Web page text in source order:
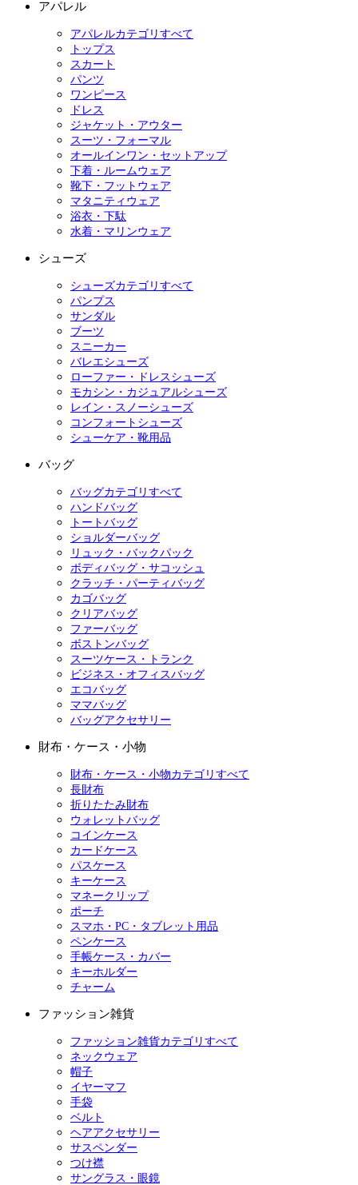
アパレル
アパレルカテゴリすべて
トップス
スカート
パンツ
ワンピース
ドレス
ジャケット・アウター
スーツ・フォーマル
オールインワン・セットアップ
下着・ルームウェア
靴下・フットウェア
マタニティウェア
浴衣・下駄
水着・マリンウェア
シューズ
シューズカテゴリすべて
パンプス
サンダル
ブーツ
スニーカー
バレエシューズ
ローファー・ドレスシューズ
モカシン・カジュアルシューズ
レイン・スノーシューズ
コンフォートシューズ
シューケア・靴用品
バッグ
バッグカテゴリすべて
ハンドバッグ
トートバッグ
ショルダーバッグ
リュック・バックパック
ボディバッグ・サコッシュ
クラッチ・パーティバッグ
カゴバッグ
クリアバッグ
ファーバッグ
ボストンバッグ
スーツケース・トランク
ビジネス・オフィスバッグ
エコバッグ
ママバッグ
バッグアクセサリー
財布・ケース・小物
財布・ケース・小物カテゴリすべて
長財布
折りたたみ財布
ウォレットバッグ
コインケース
カードケース
パスケース
キーケース
マネークリップ
ポーチ
スマホ・PC・タブレット用品
ペンケース
手帳ケース・カバー
キーホルダー
チャーム
ファッション雑貨
ファッション雑貨カテゴリすべて
ネックウェア
帽子
イヤーマフ
手袋
ベルト
ヘアアクセサリー
サスペンダー
つけ襟
サングラス・眼鏡